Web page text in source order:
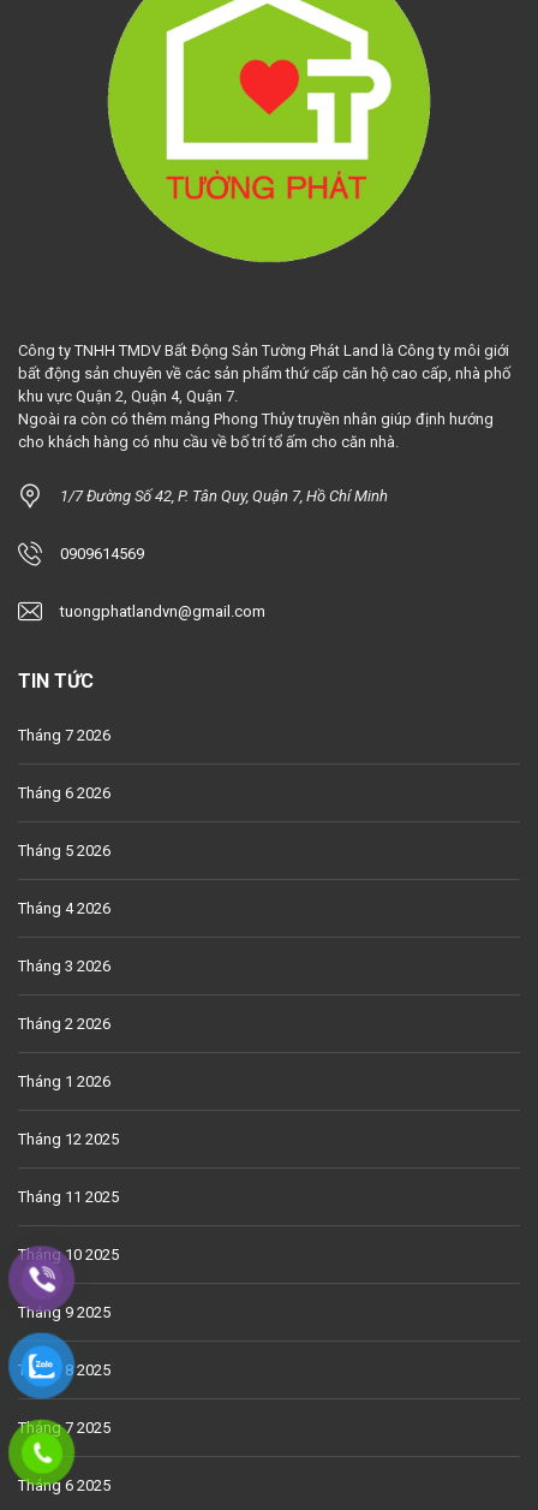
Công ty TNHH TMDV Bất Động Sản Tường Phát Land là Công ty môi giới
bất động sản chuyên về các sản phẩm thứ cấp căn hộ cao cấp, nhà phố
khu vực Quận 2, Quận 4, Quận 7.
Ngoài ra còn có thêm mảng Phong Thủy truyền nhân giúp định hướng
cho khách hàng có nhu cầu về bố trí tổ ấm cho căn nhà.
1/7 Đường Số 42, P. Tân Quy, Quận 7, Hồ Chí Minh
0909614569
tuongphatlandvn@gmail.com
TIN TỨC
Tháng 7 2026
Tháng 6 2026
Tháng 5 2026
Tháng 4 2026
Tháng 3 2026
Tháng 2 2026
Tháng 1 2026
Tháng 12 2025
Tháng 11 2025
Tháng 10 2025
Tháng 9 2025
Tháng 8 2025
Tháng 7 2025
Tháng 6 2025